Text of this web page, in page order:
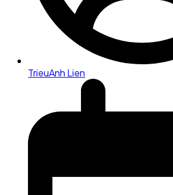
TrieuAnh Lien